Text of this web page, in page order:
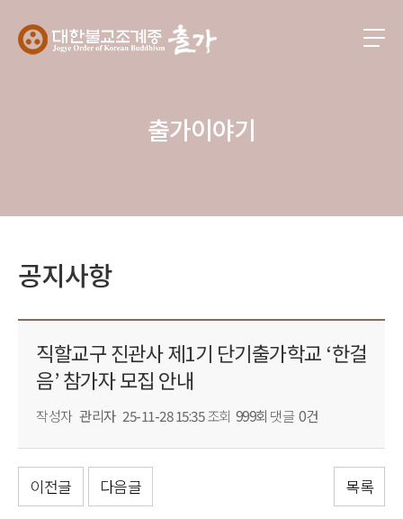
출가이야기
공지사항
직할교구 진관사 제1기 단기출가학교 ‘한걸
음’ 참가자 모집 안내
작성자 관리자 25-11-28 15:35조회 999회 댓글 0건
이전글 다음글 목록